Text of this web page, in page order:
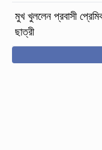
মুখ খুললেন প্রবাসী
ছাত্রী